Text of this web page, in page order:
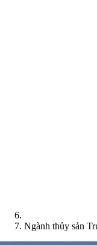
Ngành thủy sản